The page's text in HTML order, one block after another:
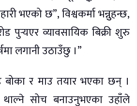
भएको छ”, विश्वकर्मा भन्नुुहन्छ,
पुर्‍यएर व्यावसायिक बिक्री शुरु
लगानी उठाउँछु ।”
बोका र माउ तयार भएका छन् ।
थाल्ने सोच बनाउनुभएका उहाँले